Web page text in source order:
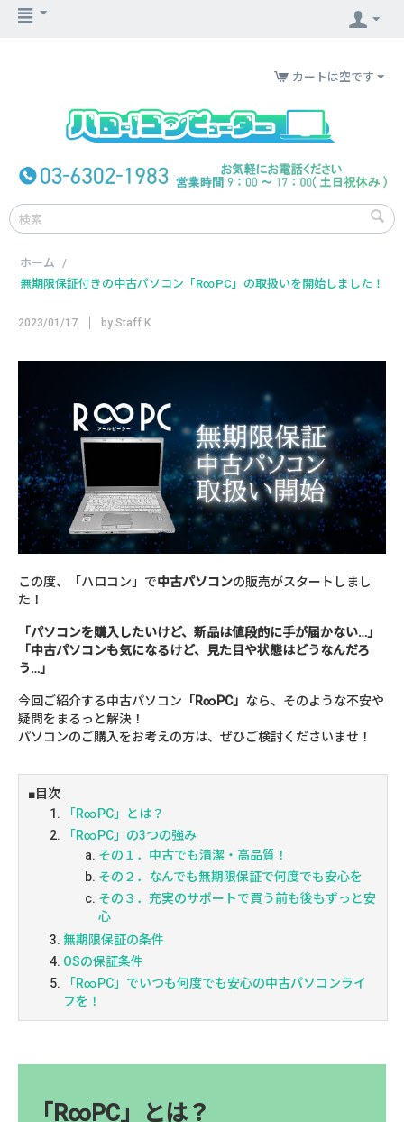
カートは空です
ホーム
/
無期限保証付きの中古パソコン「R∞PC」の取扱いを開始しました！
2023/01/17 by Staff K
この度、「ハロコン」で中古パソコンの販売がスタートしまし
た！
「パソコンを購入したいけど、新品は値段的に手が届かない…」
「中古パソコンも気になるけど、見た目や状態はどうなんだろ
う…」
今回ご紹介する中古パソコン 「R∞PC」 なら、そのような不安や
疑問をまるっと解決！
パソコンのご購入をお考えの方は、ぜひご検討くださいませ！
■目次
「R∞PC」とは？
「R∞PC」の3つの強み
その１．中古でも清潔・高品質！
その２．なんでも無期限保証で何度でも安心を
その３．充実のサポートで買う前も後もずっと安
心
無期限保証の条件
OSの保証条件
「R∞PC」でいつも何度でも安心の中古パソコンライ
フを！
「R∞PC」とは？